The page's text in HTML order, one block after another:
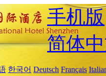
手机版
简体
한국어 Deutsch Français